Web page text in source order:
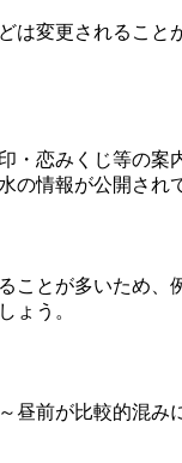
は変更されるこ
・恋みくじ等の
情報が公開され
とが多いため
ょう。
前が比較的混